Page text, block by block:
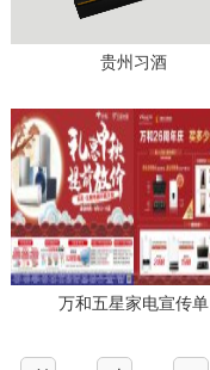
贵州习酒
万和五星家电宣传单